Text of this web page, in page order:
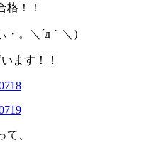
格！！
・。＼´д｀＼）
ます！！
て、